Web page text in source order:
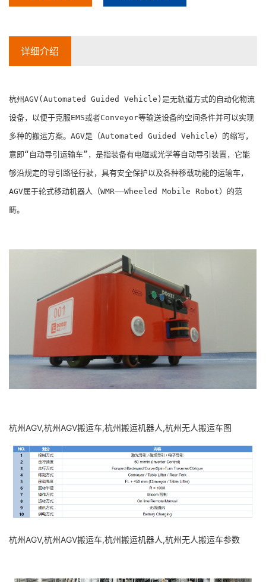
详细介绍
杭州AGV(Automated Guided Vehicle)是无轨道方式的自动化物流
设备，以便于克服EMS或者Conveyor等输送设备的空间条件并可以实现
多种的搬运方案。AGV是（Automated Guided Vehicle）的缩写，
意即“自动导引运输车”，是指装备有电磁或光学等自动导引装置，它能
够沿规定的导引路径行驶，具有安全保护以及各种移载功能的运输车，
AGV属于轮式移动机器人（WMR――Wheeled Mobile Robot）的范
畴。
杭州AGV,杭州AGV搬运车,杭州搬运机器人,杭州无人搬运车图
杭州AGV,杭州AGV搬运车,杭州搬运机器人,杭州无人搬运车参数